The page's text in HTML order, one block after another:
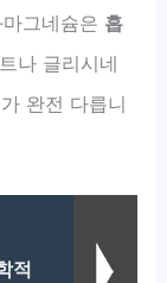
그네슘은 흡
나 글리시네
완전 다릅니
적